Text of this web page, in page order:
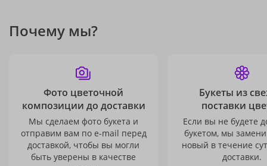
Почему мы?
Фото цветочной
композиции до доставки
Мы сделаем фото букета и
отправим вам по e-mail перед
доставкой, чтобы вы могли
быть уверены в качестве
Букеты из
поставки
Если вы не будете
букетом, мы
новый в течение
доставки.